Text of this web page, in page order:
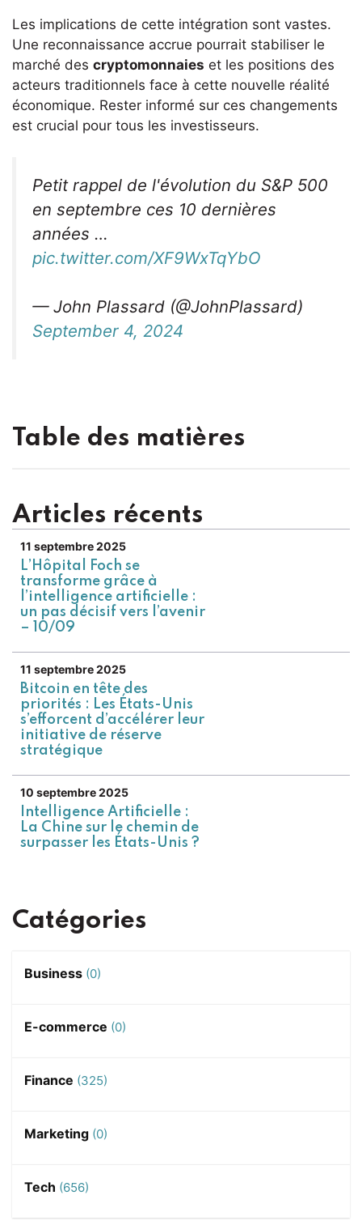
Les implications de cette intégration sont vastes.
Une reconnaissance accrue pourrait stabiliser le
marché des cryptomonnaies et les positions des
acteurs traditionnels face à cette nouvelle réalité
économique. Rester informé sur ces changements
est crucial pour tous les investisseurs.
Petit rappel de l'évolution du S&P 500
en septembre ces 10 dernières
années …
pic.twitter.com/XF9WxTqYbO
— John Plassard (@JohnPlassard)
September 4, 2024
Table des matières
Articles récents
11 septembre 2025
L’Hôpital Foch se
transforme grâce à
l’intelligence artificielle :
un pas décisif vers l’avenir
– 10/09
11 septembre 2025
Bitcoin en tête des
priorités : Les États-Unis
s’efforcent d’accélérer leur
initiative de réserve
stratégique
10 septembre 2025
Intelligence Artificielle :
La Chine sur le chemin de
surpasser les États-Unis ?
Catégories
Business (0)
E-commerce (0)
Finance (325)
Marketing (0)
Tech (656)